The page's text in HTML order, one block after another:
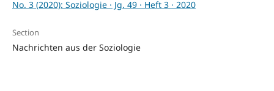
No. 3 (2020): Soziologie · Jg. 49 · Heft 3 · 2020
Section
Nachrichten aus der Soziologie